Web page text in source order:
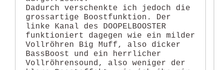
Dadurch verschenkte ich jedoch die
grossartige Boostfunktion. Der
linke Kanal des DOOPELBOOSTER
funktioniert dagegen wie ein milder
Vollröhren Big Muff, also dicker
BassBoost und ein herrlicher
Vollröhrensound, also weniger der